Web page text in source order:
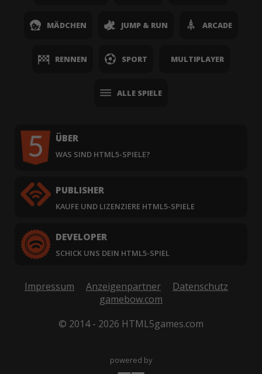
MÄDCHEN JUMP & RUN ARCADE
RENNEN SPORT MULTIPLAYER
ALLE SPIELE
ÜBER
WAS SIND HTML5-SPIELE?
PUBLISHER
KAUFE UND LIZENZIERE HTML5-SPIELE
DEVELOPER
SCHICK UNS DEIN HTML5-SPIEL
Impressum Anzeigenpartner
Datenschutz
gamebow.com
© 2014 - 2026 HTML5games.com
powered by